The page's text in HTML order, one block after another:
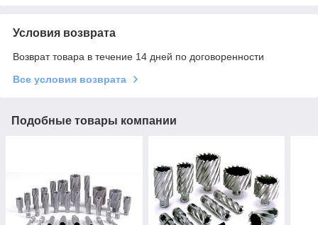
Условия возврата
Возврат товара в течение 14 дней по договоренности
Все условия возврата
Подобные товары компании